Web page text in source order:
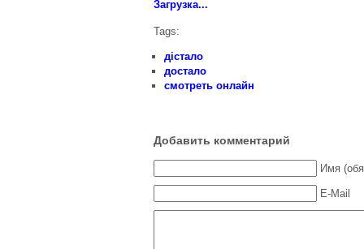
Загрузка...
Tags:
дістало
достало
смотреть онлайн
Добавить комментарий
Имя
E-Mail